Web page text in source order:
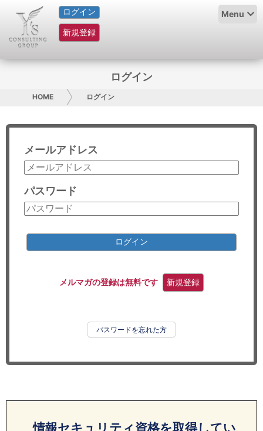
ログイン
新規登録
Menu
HOME
サービス紹介
グループ概要
採用情報
お問い合わせ
コンサルティング
リサーチ
ログイン
HOME ログイン
メールアドレス
パスワード
ログイン
メルマガの登録は無料です 新規登録
パスワードを忘れた方
情報セキュリティ資格を取得してい